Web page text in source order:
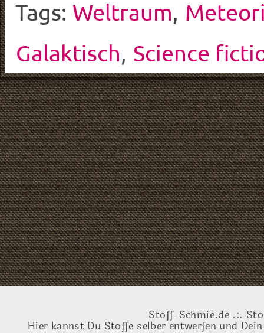
Tags: Weltraum,
Galaktisch, Science
Stoff-Schmie.de .:.
Hier kannst Du Stoffe selber entwerfen und